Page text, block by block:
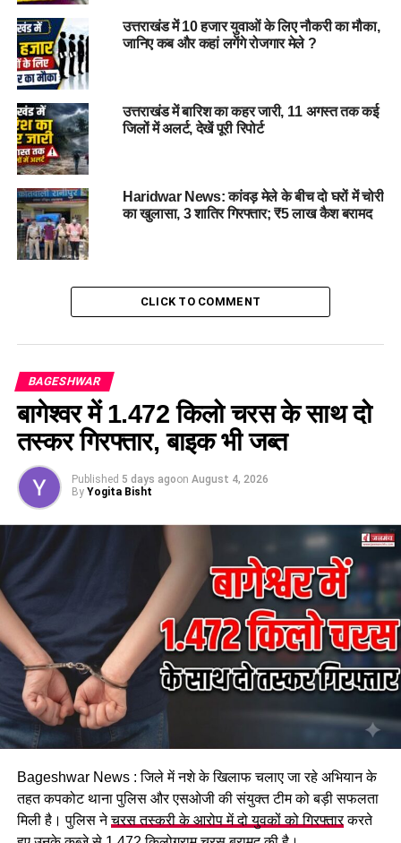
गरज-चमक के साथ बिजली गिरने की भी
संभावना
बारिश के साथ ही अगले दो दिनों तक प्रदेश के पर्वतीय इलाकों में गरज-
चमक के साथ बिजली गिरने, तेज बारिश और 30 से 40 किलोमीटर प्रति
मैदानी इलाकों में भी गरज-चमक के साथ बारिश होगी।
RELATED TOPICS: BAGESHWAR
BAGESHWAR NEWS
BAGESHWAR SCHOOL CLOSED
UTTARAKHAND
UTTARAKHAND LATEST NEWS TODAY
UTTARAKHAND NEWS
UP NEXT
पैदल ही देवल गांव पहुंचे भीम आर्मी चीफ चंद्रशेखर आजाद, केतन
लाल के परिजनों से की मुलाकात
DON'T MISS
उत्तराखंड में मदरसा बोर्ड का आखिरी दिन आज, कल से अस्तित्व में
आएगा अल्पसंख्यक शिक्षा प्राधिकरण
उत्तराखंड में 10 हजार युवाओं के लिए नौकरी का मौका,
जानिए कब और कहां लगेंगे रोजगार मेले ?
उत्तराखंड में बारिश का कहर जारी, 11 अगस्त तक कई
जिलों में अलर्ट, देखें पूरी रिपोर्ट
Haridwar News: कांवड़ मेले के बीच दो घरों में चोरी
का खुलासा, 3 शातिर गिरफ्तार; ₹5 लाख कैश बरामद
CLICK TO COMMENT
BAGESHWAR
बागेश्वर में 1.472 किलो चरस के साथ दो
तस्कर गिरफ्तार, बाइक भी जब्त
Published 5 days agoon August 4, 2026
By Yogita Bisht
Bageshwar News : जिले में नशे के खिलाफ चलाए जा रहे अभियान के
तहत कपकोट थाना पुलिस और एसओजी की संयुक्त टीम को बड़ी सफलता
मिली है। पुलिस नेचरस तस्करी के आरोप में दो युवकों को गिरफ्तारकरते